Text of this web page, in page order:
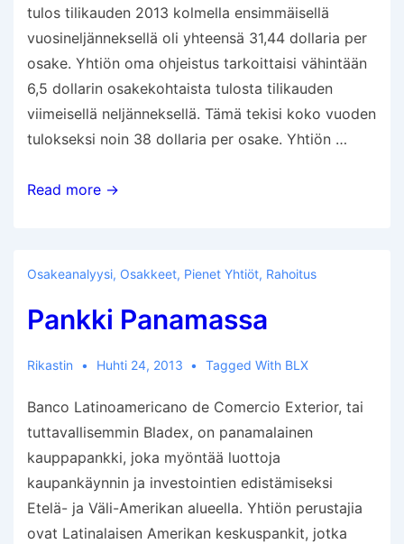
tulos tilikauden 2013 kolmella ensimmäisellä
vuosineljänneksellä oli yhteensä 31,44 dollaria per
osake. Yhtiön oma ohjeistus tarkoittaisi vähintään
6,5 dollarin osakekohtaista tulosta tilikauden
viimeisellä neljänneksellä. Tämä tekisi koko vuoden
tulokseksi noin 38 dollaria per osake. Yhtiön …
Applen
Read more →
Osakeanalyysi, Osakkeet, Pienet Yhtiöt, Rahoitus
Pankki Panamassa
Rikastin Huhti 24, 2013 Tagged With BLX
Banco Latinoamericano de Comercio Exterior, tai
tuttavallisemmin Bladex, on panamalainen
kauppapankki, joka myöntää luottoja
kaupankäynnin ja investointien edistämiseksi
Etelä- ja Väli-Amerikan alueella. Yhtiön perustajia
ovat Latinalaisen Amerikan keskuspankit, jotka